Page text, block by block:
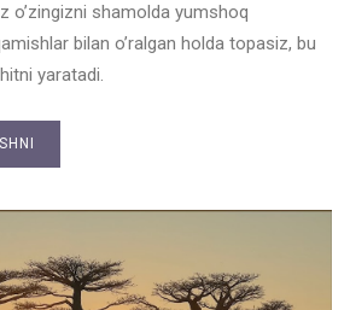
o’zingizni shamolda yumshoq
bilan o’ralgan holda topasiz, bu
yaratadi.